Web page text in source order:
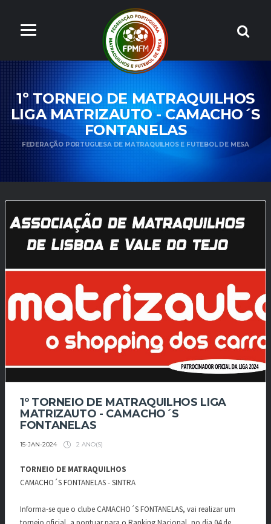
1º TORNEIO DE MATRAQUILHOS
LIGA MATRIZAUTO - CAMACHO´S
FONTANELAS
FEDERAÇÃO PORTUGUESA DE MATRAQUILHOS E FUTEBOL DE MESA
1º TORNEIO DE MATRAQUILHOS LIGA
MATRIZAUTO - CAMACHO´S
FONTANELAS
15-JAN-2024 2 ANO(S)
TORNEIO DE MATRAQUILHOS
CAMACHO´S FONTANELAS - SINTRA
Informa-se que o clube CAMACHO´S FONTANELAS, vai realizar um